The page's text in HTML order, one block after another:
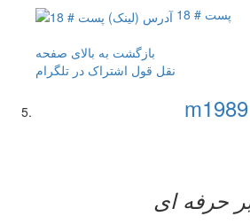
پست # 18
بازگشت به بالای صفحه
نقل قول اشتراک در تلگرام
m1989
حرفه ای